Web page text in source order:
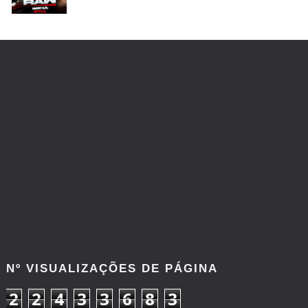
TENSÃO E REGRESSOS IMPACTANTES NO RAW:
Nº VISUALIZAÇÕES DE PÁGINA
2 2 4 3 3 6 8 3